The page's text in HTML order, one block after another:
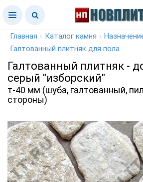
Главная › Каталог камня ›
Галтованный плитняк для пола
Галтованный плитняк -
серый "изборский"
т-40 мм (шуба, галтованный,
стороны)